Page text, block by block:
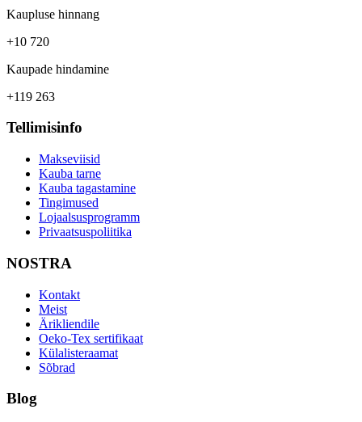
Kaupluse hinnang
+10 720
Kaupade hindamine
+119 263
Tellimisinfo
Makseviisid
Kauba tarne
Kauba tagastamine
Tingimused
Lojaalsusprogramm
Privaatsuspoliitika
NOSTRA
Kontakt
Meist
Ärikliendile
Oeko-Tex sertifikaat
Külalisteraamat
Sõbrad
Blog